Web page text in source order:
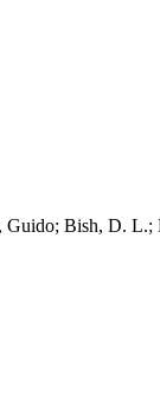
Guido; Bish, D.